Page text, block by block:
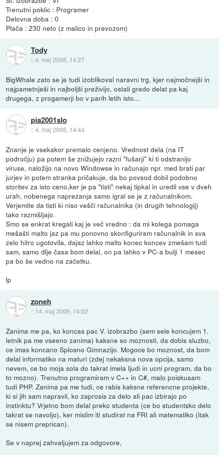
Trenutni poklic : Programer
Delovna doba : 0
Plača : 230 neto (z malico in prevozom)
Tody
::4. maj 2006, 14:27
BigWhale zato se je tudi izoblikoval naravni trg, kjer najmočnejši in
najpametnješi in najboljši preživijo, ostali gredo delat pa kaj
drugega, z progamerji bo v parih letih isto...
pia2001slo
::4. maj 2006, 14:44
Znanje je vsekakor premalo cenjeno. Vrednost dela (na IT
področju) pa potem še znižujejo razni "fušarji" ki ti odstranijo
viruse, naložijo na novo Windowse in računajo npr. med brati par
jurjev in potem stranka pričakuje, da bo povsod dobil podobno
storitev za isto ceno,ker je pa "tisti" nekaj tipkal in uredil vse v dveh
urah, nobenega naprezanja samo igral se je z računalnikom.
Verjemite da tisti ki niso vešči računalnika (in drugih tehnologij)
tako razmišljajo.
Smo se enkrat kregali kaj je več vredno : da mi kolega pomaga
mešašti malto jaz pa mu ponovno skonfiguriram računalnik in sva
zelo hitro ugotovila, dajaz lahko malto konec koncev zmešam tudi
sam, samo dlje časa bom delal, on pa lahko v PC-a bulji 1 mesec
pa bo še vedno na začetku.
lp
zoneh
:: 14. maj 2006, 14:02
Zanima me pa, ko koncas pac V. izobrazbo (sem sele koncujem 1.
letnik pa me vseeno zanima) kaksne so moznosti, da dobis sluzbo,
ce imas koncano Splosno Gimnazijo. Mogoce bo moznost, da bom
delal informatiko na maturi (zdej nekaksna nova opcija, samo
nevem, ce bo moja sola do takrat imela ljudi in ucni program, da bo
to mozno). Trenutno programiram v C++ in C#, malo poiskusam
tudi PHP. Zanima pa me tudi, ce rabis kaksne referencne projekte,
ki si jih sam napravil, ko zaprosis za delo ali pac izbirajo po
instinktu? Vrjetno bom delal preko studenta (ce bo studentsko delo
takrat se navoljo), ker mislim iti studirat na FRI ali matematiko (itak
se nisem preprican).
Se v naprej zahvaljujem za odgovore,